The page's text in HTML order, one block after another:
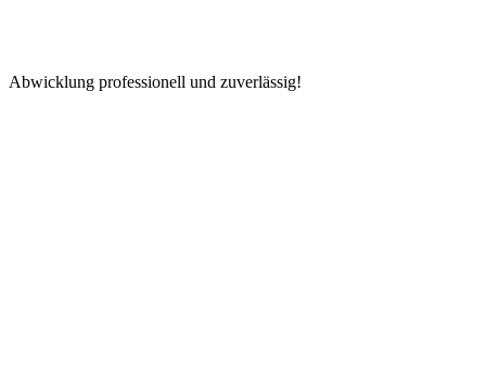
Abwicklung professionell und zuverlässig!